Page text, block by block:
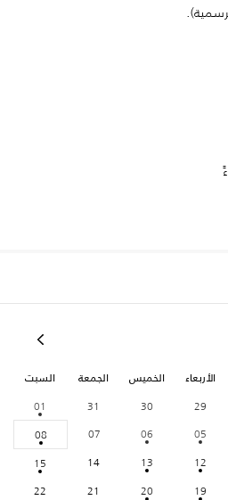
الأربعاء الخميس الجمعة السبت
29
30
31
01
05
06
07
08
12
13
14
15
19
20
21
22